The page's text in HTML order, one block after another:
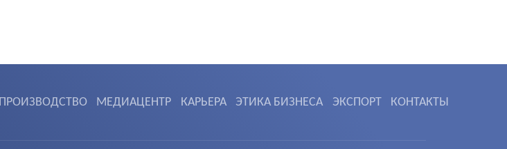
ПРОИЗВОДСТВО МЕДИАЦЕНТР КАРЬЕРА ЭТИКА БИЗНЕСА ЭКСПОРТ КОНТАКТЫ